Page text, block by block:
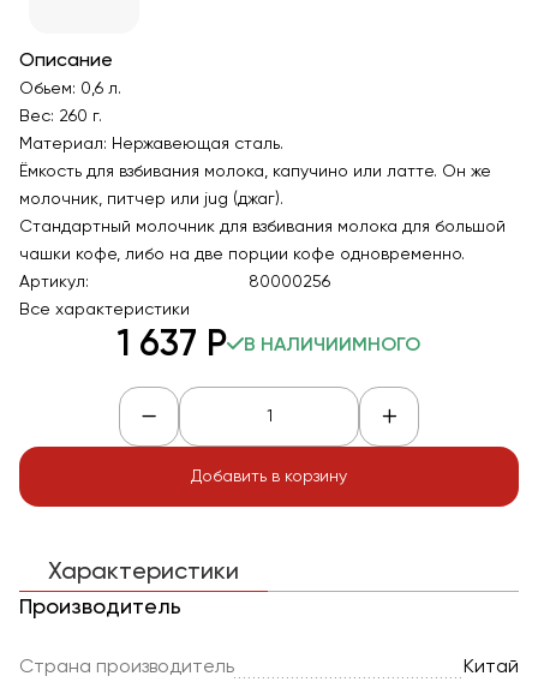
Описание
Обьем: 0,6 л.
Вес: 260 г.
Материал: Нержавеющая сталь.
Ёмкость для взбивания молока, капучино или латте. Он же
молочник, питчер или jug (джаг).
Стандартный молочник для взбивания молока для большой
чашки кофе, либо на две порции кофе одновременно.
Артикул:
80000256
Все характеристики
1 637 Р В НАЛИЧИИ МНОГО
Добавить в корзину
Характеристики
Производитель
Страна производитель Китай